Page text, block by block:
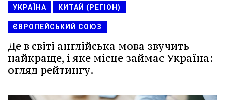
УКРАЇНА КИТАЙ (РЕГІОН)
ЄВРОПЕЙСЬКИЙ СОЮЗ
Де в світі англійська мова звучить
найкраще, і яке місце займає Україна:
огляд рейтингу.